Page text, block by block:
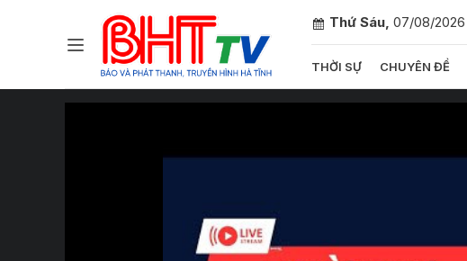
Thứ Sáu, 07/08/2026
THỜI SỰ CHUYÊN ĐỀ